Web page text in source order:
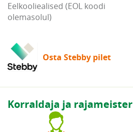
Eelkooliealised (EOL koodi
olemasolul)
Osta Stebby pilet
Korraldaja ja rajameister